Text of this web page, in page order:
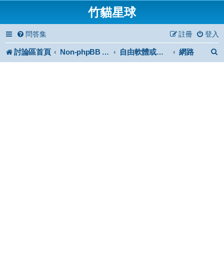
竹貓星球
問答集 登入
註冊
討論區首頁 Non-phpBB specific 自由軟體或免費軟體 網路